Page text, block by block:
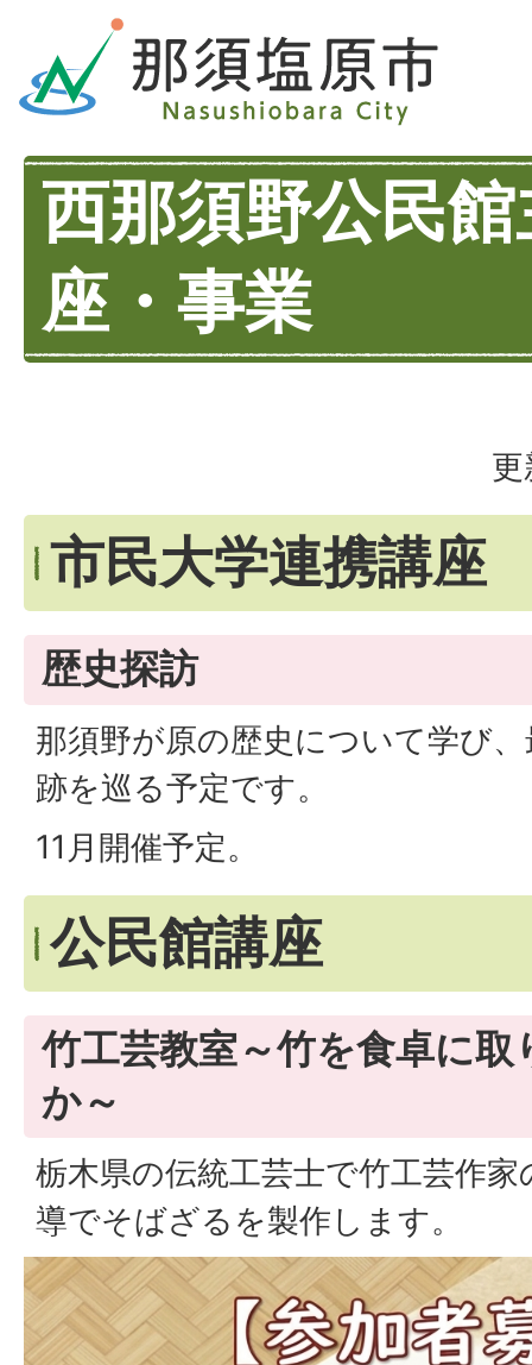
西那須野公民
座・事業
市民大学連携講座
歴史探訪
那須野が原の歴史について学び
跡を巡る予定です。
11月開催予定。
公民館講座
竹工芸教室～竹を食卓に
か～
栃木県の伝統工芸士で竹工芸作
導でそばざるを製作します。